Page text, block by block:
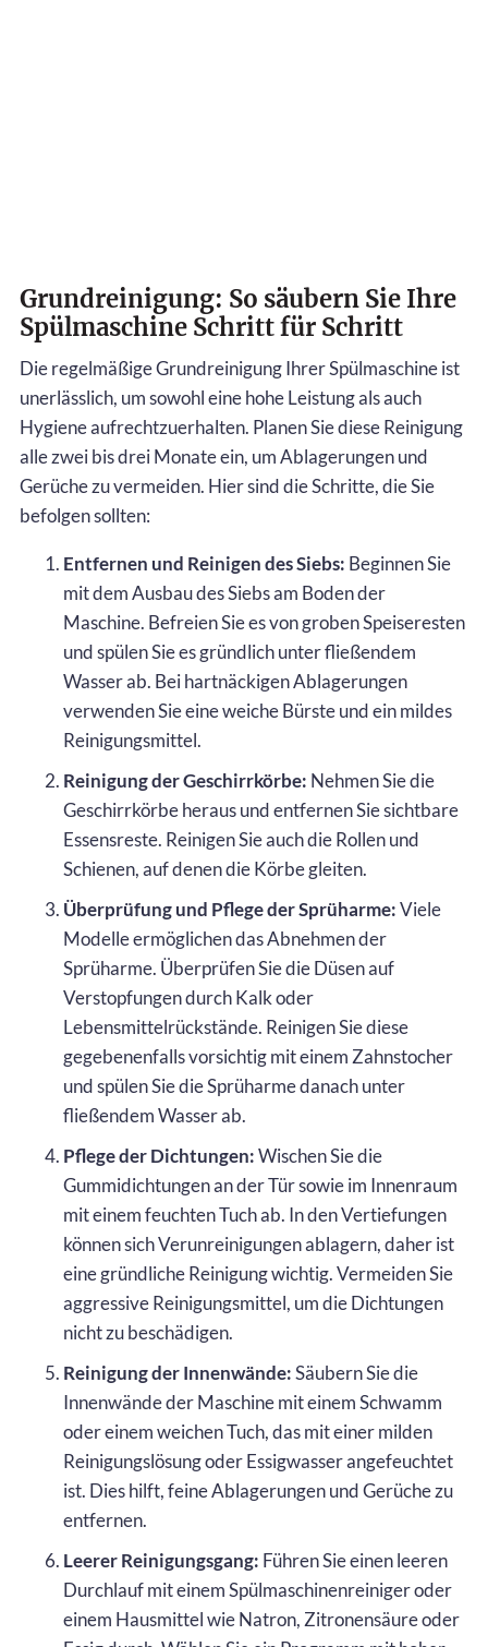
Grundreinigung: So säubern Sie Ihre
Spülmaschine Schritt für Schritt
Die regelmäßige Grundreinigung Ihrer Spülmaschine ist
unerlässlich, um sowohl eine hohe Leistung als auch
Hygiene aufrechtzuerhalten. Planen Sie diese Reinigung
alle zwei bis drei Monate ein, um Ablagerungen und
Gerüche zu vermeiden. Hier sind die Schritte, die Sie
befolgen sollten:
Entfernen und Reinigen des Siebs: Beginnen Sie
mit dem Ausbau des Siebs am Boden der
Maschine. Befreien Sie es von groben Speiseresten
und spülen Sie es gründlich unter fließendem
Wasser ab. Bei hartnäckigen Ablagerungen
verwenden Sie eine weiche Bürste und ein mildes
Reinigungsmittel.
Reinigung der Geschirrkörbe: Nehmen Sie die
Geschirrkörbe heraus und entfernen Sie sichtbare
Essensreste. Reinigen Sie auch die Rollen und
Schienen, auf denen die Körbe gleiten.
Überprüfung und Pflege der Sprüharme:Viele
Modelle ermöglichen das Abnehmen der
Sprüharme. Überprüfen Sie die Düsen auf
Verstopfungen durch Kalk oder
Lebensmittelrückstände. Reinigen Sie diese
gegebenenfalls vorsichtig mit einem Zahnstocher
und spülen Sie die Sprüharme danach unter
fließendem Wasser ab.
Pflege der Dichtungen:Wischen Sie die
Gummidichtungen an der Tür sowie im Innenraum
mit einem feuchten Tuch ab. In den Vertiefungen
können sich Verunreinigungen ablagern, daher ist
eine gründliche Reinigung wichtig. Vermeiden Sie
aggressive Reinigungsmittel, um die Dichtungen
nicht zu beschädigen.
Reinigung der Innenwände:Säubern Sie die
Innenwände der Maschine mit einem Schwamm
oder einem weichen Tuch, das mit einer milden
Reinigungslösung oder Essigwasser angefeuchtet
ist. Dies hilft, feine Ablagerungen und Gerüche zu
entfernen.
Leerer Reinigungsgang: Führen Sie einen leeren
Durchlauf mit einem Spülmaschinenreiniger oder
einem Hausmittel wie Natron, Zitronensäure oder